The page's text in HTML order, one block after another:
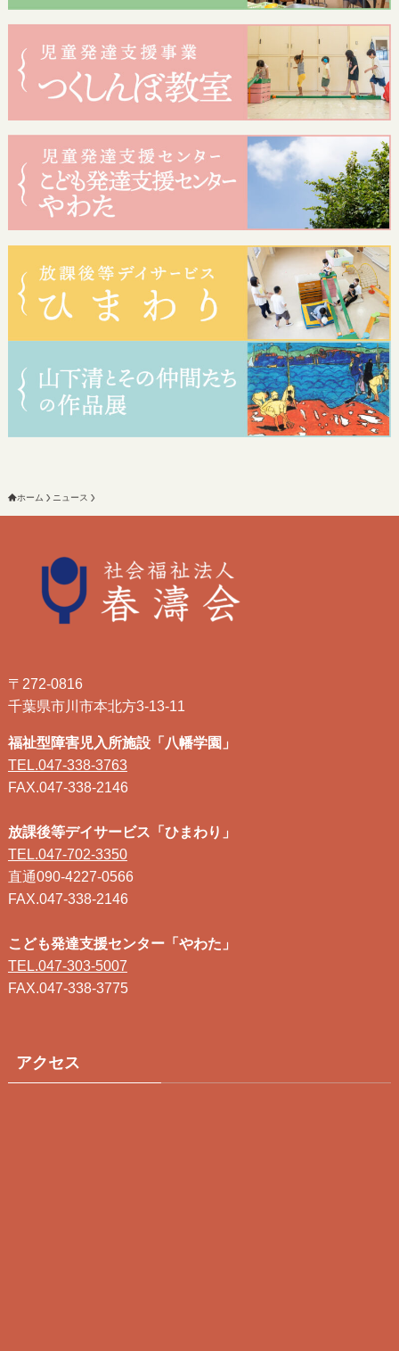
ホーム ニュース
〒272-0816
千葉県市川市本北方3-13-11
福祉型障害児入所施設「八幡学園」
TEL.047-338-3763
FAX.047-338-2146
放課後等デイサービス「ひまわり」
TEL.047-702-3350
直通090-4227-0566
FAX.047-338-2146
こども発達支援センター「やわた」
TEL.047-303-5007
FAX.047-338-3775
アクセス